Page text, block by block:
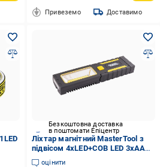
Привеземо Доставимо
Безкоштовна доставка
в поштомати Епіцентр
Ліхтар магнітний MasterTool з
підвісом 4хLED+COB LED 3хAAA
ABS 220х54х28 мм (94-0808)
оцінити